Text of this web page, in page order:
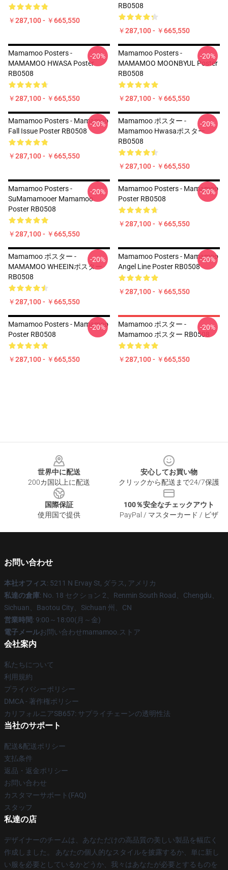
￥287,100 - ￥665,550
RB0508
￥287,100 - ￥665,550
Mamamoo Posters -
MAMAMOO HWASA Poster
RB0508
￥287,100 - ￥665,550
-20%
Mamamoo Posters -
MAMAMOO MOONBYUL Poster
RB0508
￥287,100 - ￥665,550
-20%
Mamamoo Posters - Mamamoo
Fall Issue Poster RB0508
￥287,100 - ￥665,550
-20%
Mamamoo ポスター -
Mamamoo Hwasaポスター
RB0508
￥287,100 - ￥665,550
-20%
Mamamoo Posters -
SuMamamooer Mamamoo
Poster RB0508
￥287,100 - ￥665,550
-20%
Mamamoo Posters - Mamamoo
Poster RB0508
￥287,100 - ￥665,550
-20%
Mamamoo ポスター -
MAMAMOO WHEEINポスター
RB0508
￥287,100 - ￥665,550
-20%
Mamamoo Posters - Mamamoo
Angel Line Poster RB0508
￥287,100 - ￥665,550
-20%
Mamamoo Posters - Mamamoo
Poster RB0508
￥287,100 - ￥665,550
-20%
Mamamoo ポスター -
Mamamoo ポスター RB0508
￥287,100 - ￥665,550
-20%
世界中に配送
200カ国以上に配送
安心してお買い物
クリックから配送まで24/7保護
国際保証
使用国で提供
100％安全なチェックアウト
PayPal / マスターカード / ビザ
お問い合わせ
本社オフィス: 5211 N Ervay St, ダラス, アメリカ
私達の倉庫: No. 18 セクション 2、Renmin South Road、Chengdu、
Sichuan、Baotou City、Sichuan 州、CN
営業時間: 9:00～18:00(月～金)
電子メールお問い合わせmamamoo.ストア
会社案内
私たちについて
利用規約
プライバシーポリシー
DMCA - 著作権ポリシー
カリフォルニアSB657: サプライチェーンの透明性法
当社のサポート
配送&配送ポリシー
支払条件
返品・返金ポリシー
お問い合わせ
カスタマーサポート(FAQ)
スタッフ
私達の店
デザイナーのチームは、あなただけの高品質の美しい製品を幅広く
作成しました。 あなたの個人的なスタイルを披露するか、単に新し
い服を必要としているかどうか、我々はあなたが必要とするものを